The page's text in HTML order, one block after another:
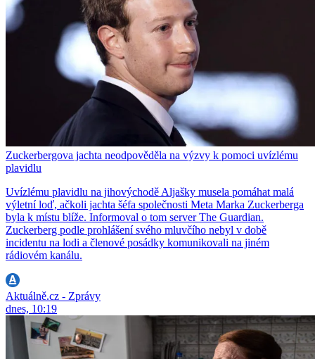
Zuckerbergova jachta neodpověděla na výzvy k pomoci uvízlému
plavidlu
Uvízlému plavidlu na jihovýchodě Aljašky musela pomáhat malá
výletní loď, ačkoli jachta šéfa společnosti Meta Marka Zuckerberga
byla k místu blíže. Informoval o tom server The Guardian.
Zuckerberg podle prohlášení svého mluvčího nebyl v době
incidentu na lodi a členové posádky komunikovali na jiném
rádiovém kanálu.
Aktuálně.cz - Zprávy
dnes, 10:19